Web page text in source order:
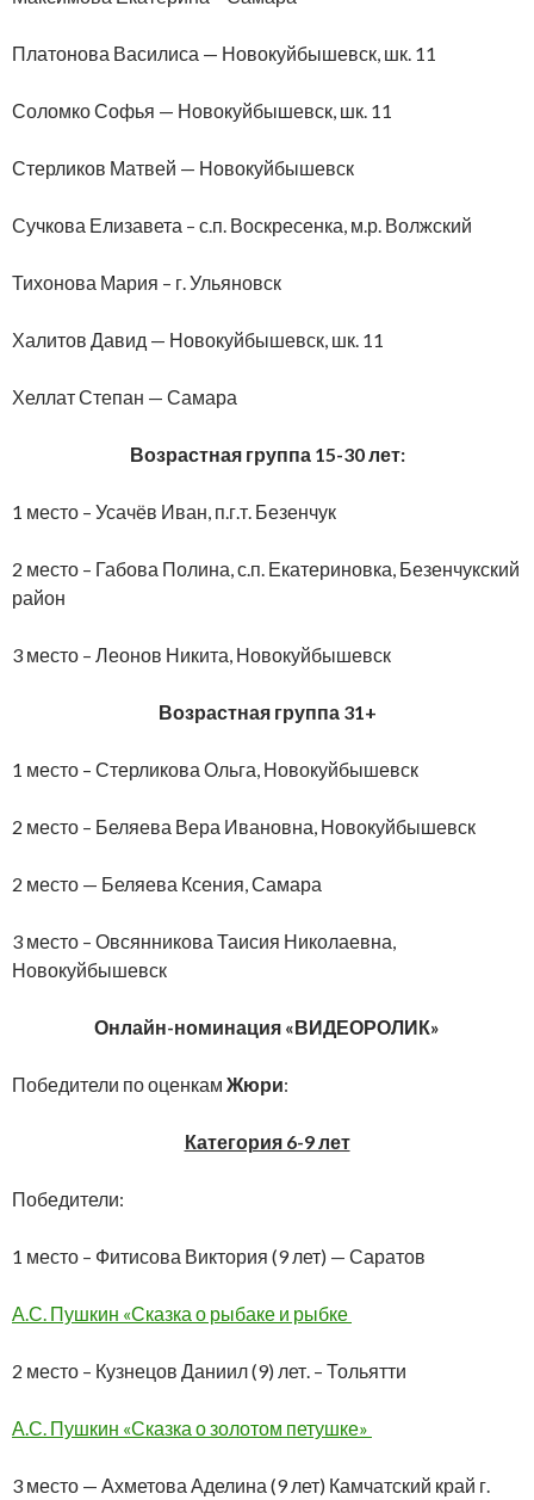
Платонова Василиса — Новокуйбышевск, шк. 11
Соломко Софья — Новокуйбышевск, шк. 11
Стерликов Матвей — Новокуйбышевск
Сучкова Елизавета – с.п. Воскресенка, м.р. Волжский
Тихонова Мария – г. Ульяновск
Халитов Давид — Новокуйбышевск, шк. 11
Хеллат Степан — Самара
Возрастная группа 15-30 лет:
1 место – Усачёв Иван, п.г.т. Безенчук
2 место – Габова Полина, с.п. Екатериновка, Безенчукский
район
3 место – Леонов Никита, Новокуйбышевск
Возрастная группа 31+
1 место – Стерликова Ольга, Новокуйбышевск
2 место – Беляева Вера Ивановна, Новокуйбышевск
2 место — Беляева Ксения, Самара
3 место – Овсянникова Таисия Николаевна,
Новокуйбышевск
Онлайн-номинация «ВИДЕОРОЛИК»
Победители по оценкам Жюри:
Категория 6-9 лет
Победители:
1 место – Фитисова Виктория (9 лет) — Саратов
А.С. Пушкин «Сказка о рыбаке и рыбке
2 место – Кузнецов Даниил (9) лет. – Тольятти
А.С. Пушкин «Сказка о золотом петушке»
3 место — Ахметова Аделина (9 лет) Камчатский край г.